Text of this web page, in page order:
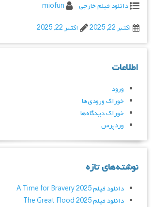
دانلود فیلم خارجی
miofun
اکتبر 22, 2025
اکتبر 22, 2025
اطلاعات
ورود
خوراک ورودی‌ها
خوراک دیدگاه‌ها
وردپرس
نوشته‌های تازه
دانلود فیلم A Time for Bravery 2025
دانلود فیلم The Great Flood 2025